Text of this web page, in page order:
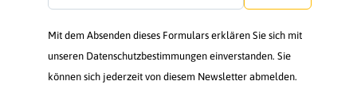
Mit dem Absenden dieses Formulars erklären Sie sich mit
unseren Datenschutzbestimmungen einverstanden. Sie
können sich jederzeit von diesem Newsletter abmelden.